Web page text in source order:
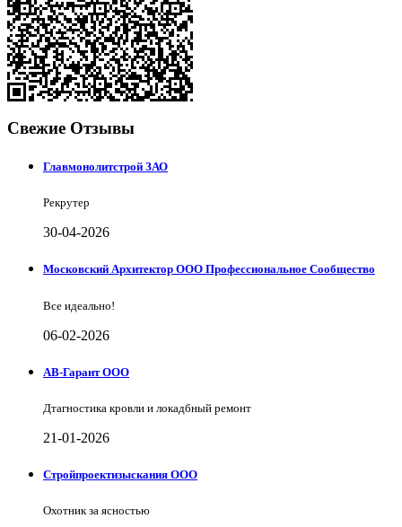
Свежие Отзывы
Главмонолитстрой ЗАО
Рекрутер
30-04-2026
Московский Архитектор ООО Профессиональное Сообщество
Все идеально!
06-02-2026
АВ-Гарант ООО
Дтагностика кровли и локадбный ремонт
21-01-2026
Стройпроектизыскания ООО
Охотник за ясностью